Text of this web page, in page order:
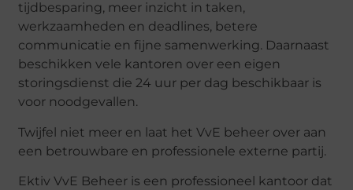
tijdbesparing, meer inzicht in taken,
werkzaamheden en deadlines, betere
communicatie en fijne samenwerking. Daarnaast
beschikken vele kantoren over een eigen
storingsdienst die 24 uur per dag beschikbaar is
voor noodgevallen.
Twijfel niet meer en laat het VvE beheer over aan
een betrouwbare en professionele externe partij.
Ektiv VvE Beheer is een professioneel kantoor dat